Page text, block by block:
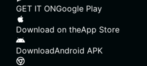
GET IT ONGoogle Play
Download on theApp Store
DownloadAndroid APK